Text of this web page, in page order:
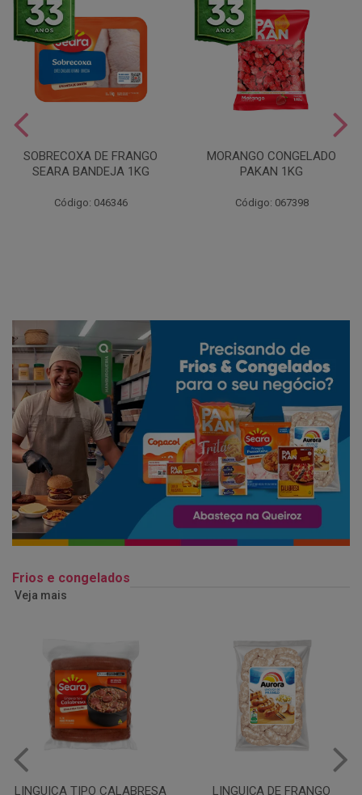
SOBRECOXA DE FRANGO
SEARA BANDEJA 1KG
Código: 046346
MORANGO CONGELADO
PAKAN 1KG
Código: 067398
Frios e congelados
Veja mais
LINGUIÇA DE FRANGO QUEIJO MUSSARELA